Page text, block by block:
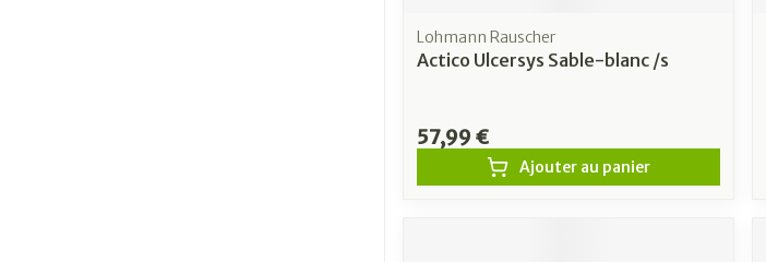
Lohmann Rauscher
Actico Ulcersys Sable-blanc /s
57,99 €
Ajouter au panier